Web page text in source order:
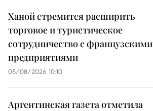
Ханой стремится расширить
торговое и туристическое
сотрудничество с французскими
предприятиями
05/08/2026 10:10
Аргентинская газета отметила